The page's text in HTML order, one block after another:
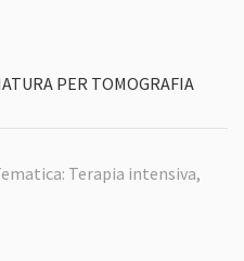
PER TOMOGRAFIA
Terapia intensiva,